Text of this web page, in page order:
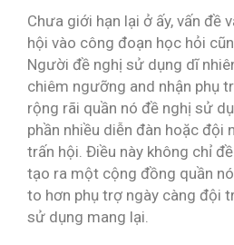
Chưa giới hạn lại ở ấy, vấn đề
hội vào công đoạn học hỏi
Người đề nghị sử dụng dĩ
chiêm ngưỡng and nhận phụ
rộng rãi quần nó đề nghị sử
phần nhiều diễn đàn hoặc đội
trấn hội. Điều này không chỉ
tạo ra một cộng đồng quần
to hơn phụ trợ ngày càng đội
sử dụng mang lại.